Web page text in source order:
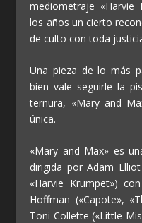
mediometraje «Harvie
los años un cierto
de culto con toda
Una pieza de lo más
bien vale seguirle la
ternura, «Mary and
única.
«Mary and Max» es
dirigida por Adam
«Harvie Krumpet»)
Hoffman («Capote»,
Toni Collette («Little